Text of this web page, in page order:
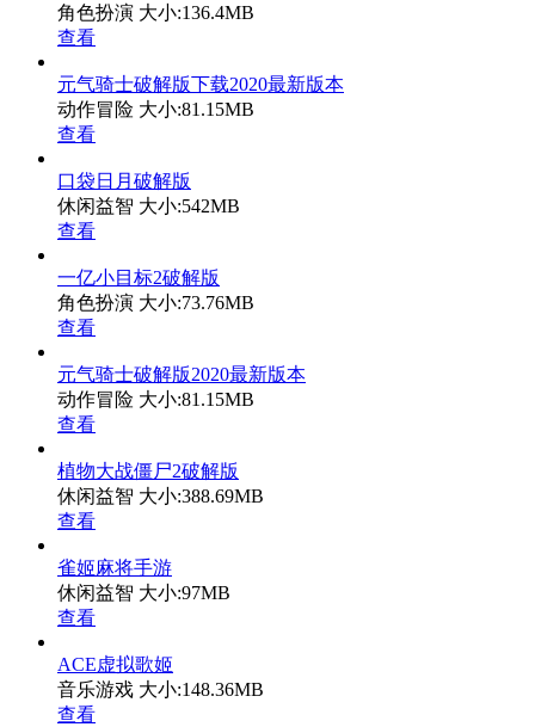
角色扮演 大小:136.4MB
查看
元气骑士破解版下载2020最新版本
动作冒险 大小:81.15MB
查看
口袋日月破解版
休闲益智 大小:542MB
查看
一亿小目标2破解版
角色扮演 大小:73.76MB
查看
元气骑士破解版2020最新版本
动作冒险 大小:81.15MB
查看
植物大战僵尸2破解版
休闲益智 大小:388.69MB
查看
雀姬麻将手游
休闲益智 大小:97MB
查看
ACE虚拟歌姬
音乐游戏 大小:148.36MB
查看